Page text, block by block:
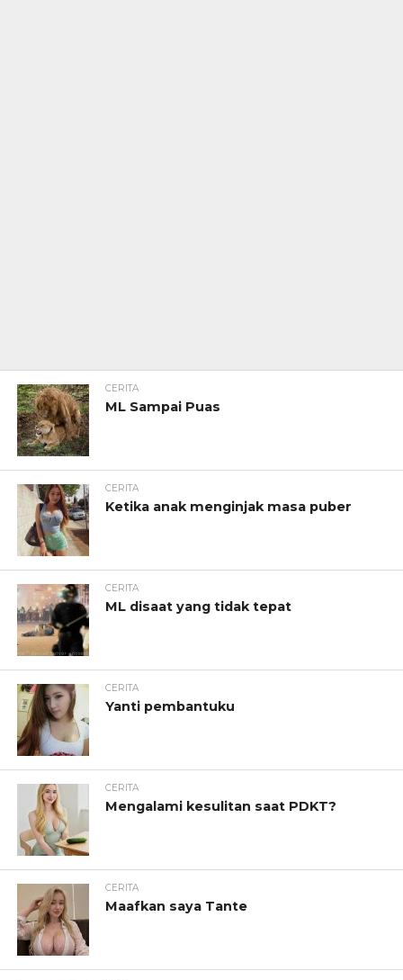
CERITA
ML Sampai Puas
CERITA
Ketika anak menginjak masa puber
CERITA
ML disaat yang tidak tepat
CERITA
Yanti pembantuku
CERITA
Mengalami kesulitan saat PDKT?
CERITA
Maafkan saya Tante